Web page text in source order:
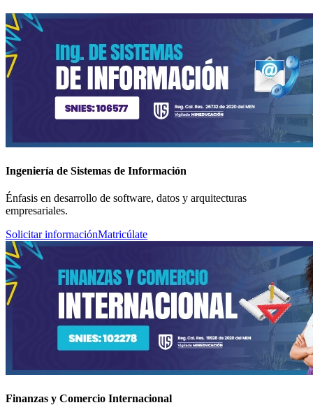
Ingeniería de Sistemas de Información
Énfasis en desarrollo de software, datos y arquitecturas
empresariales.
Solicitar informaciónMatricúlate
Finanzas y Comercio Internacional